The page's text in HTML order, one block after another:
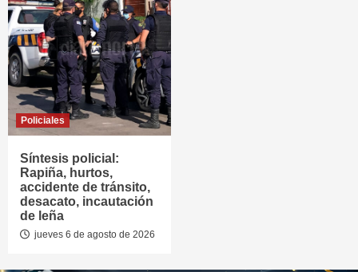
Policiales
Síntesis policial:
Rapiña, hurtos,
accidente de tránsito,
desacato, incautación
de leña
jueves 6 de agosto de 2026